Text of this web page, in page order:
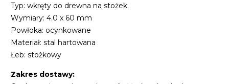
Typ: wkręty do drewna na stożek
Wymiary: 4.0 x 60 mm
Powłoka: ocynkowane
Materiał: stal hartowana
Łeb: stożkowy
Zakres dostawy: